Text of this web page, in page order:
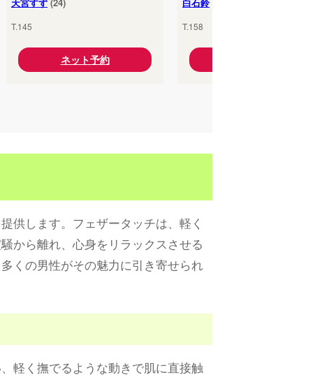
T.145
ネット予約
T.158
供します。フェザータッチは、軽く
から離れ、心身をリラックスさせる
くの男性がその魅力に引き寄せられ
軽く撫でるような動きで肌に直接触